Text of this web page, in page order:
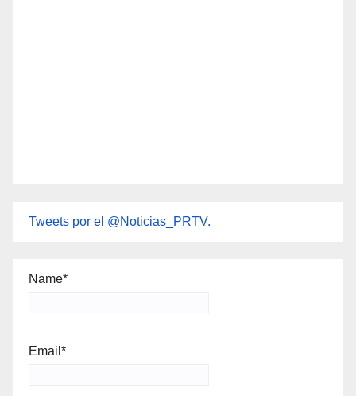
Tweets por el @Noticias_PRTV.
Name*
Email*